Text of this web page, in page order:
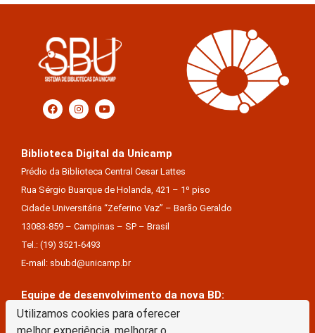
Utilizamos cookies para oferecer
Biblioteca Digital da Unicamp
Prédio da Biblioteca Central Cesar Lattes
Rua Sérgio Buarque de Holanda, 421 – 1º piso
Cidade Universitária “Zeferino Vaz” – Barão Geraldo
13083-859 – Campinas – SP – Brasil
Tel.: (19) 3521-6493
E-mail: sbubd@unicamp.br
Equipe de desenvolvimento da nova BD:
Keite Aparecida Duarte
Márcio Vinícius De Jesus Almeida